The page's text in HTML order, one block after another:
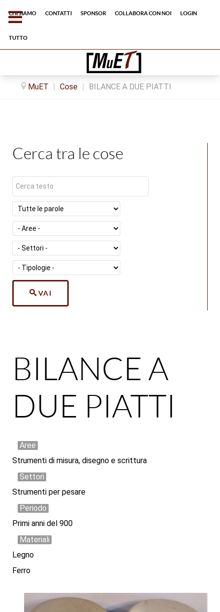
Chi siamo Contatti Sponsor Collabora con noi Login
tutto
MuET | Cose | BILANCE A DUE PIATTI
Cerca tra le cose
VAI
BILANCE A
DUE PIATTI
Aree
Strumenti di misura, disegno e scrittura
Settori
Strumenti per pesare
Periodo
Primi anni del 900
Materiali
Legno
Ferro